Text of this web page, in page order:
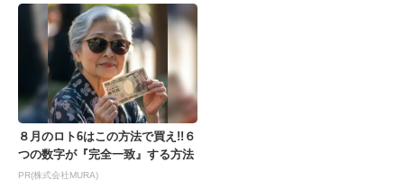
８月のロト6はこの方法で買え!!６
つの数字が『完全一致』する方法
PR(株式会社MURA)